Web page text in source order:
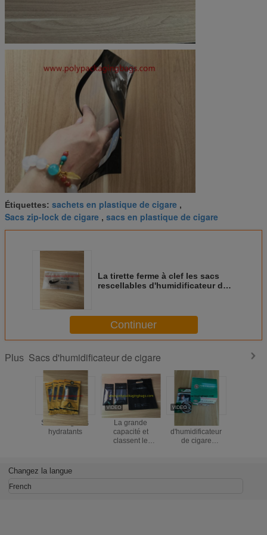
Étiquettes: sachets en plastique de cigare ,
Sacs zip-lock de cigare , sacs en plastique de cigare
La tirette ferme à clef les sacs
rescellables d'humidificateur de
Continuer
Plus Sacs d'humidificateur de cigare
Sacs à cigares
hydratants
La grande
capacité et
classent le
d'humidificateur
de cigare
Changez la langue
French